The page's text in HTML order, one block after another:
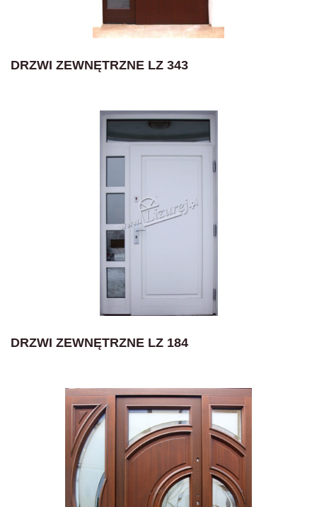
DRZWI ZEWNĘTRZNE LZ 343
DRZWI ZEWNĘTRZNE LZ 184